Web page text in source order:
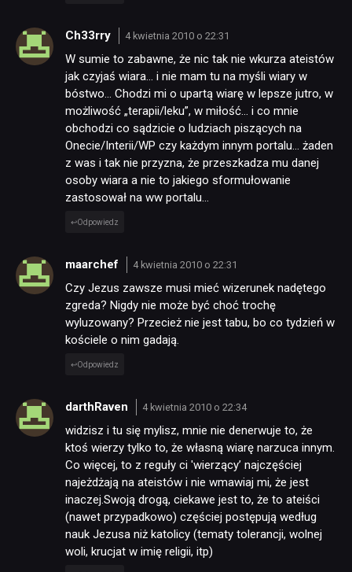
Ch33rry 4 kwietnia 2010 o 22:31
W sumie to zabawne, że nic tak nie wkurza ateistów
jak czyjaś wiara… i nie mam tu na myśli wiary w
bóstwo… Chodzi mi o upartą wiarę w lepsze jutro, w
możliwość „terapii/leku”, w miłość… i co mnie
obchodzi co sądzicie o ludziach piszących na
Onecie/Interii/WP czy każdym innym portalu… żaden
z was i tak nie przyzna, że przeszkadza mu danej
osoby wiara a nie to jakiego sformułowanie
zastosował na ww portalu…
Odpowiedz
maarchef 4 kwietnia 2010 o 22:31
Czy Jezus zawsze musi mieć wizerunek nadętego
zgreda? Nigdy nie może być choć trochę
wyluzowany? Przecież nie jest tabu, bo co tydzień w
kościele o nim gadają.
Odpowiedz
darthRaven 4 kwietnia 2010 o 22:34
widzisz i tu się mylisz, mnie nie denerwuje to, że
ktoś wierzy tylko to, że własną wiarę narzuca innym.
Co więcej, to z reguły ci 'wierzący’ najczęściej
najeżdżają na ateistów i nie wmawiaj mi, że jest
inaczej.Swoją drogą, ciekawe jest to, że to ateiści
(nawet przypadkowo) częściej postępują według
nauk Jezusa niż katolicy (tematy tolerancji, wolnej
woli, krucjat w imię religii, itp)